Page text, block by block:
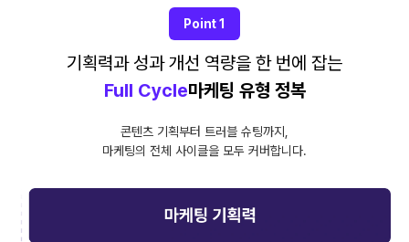
Point 1
기획력과 성과 개선 역량을 한 번에 잡는
Full Cycle마케팅 유형 정복
콘텐츠 기획부터 트러블 슈팅까지,
마케팅의 전체 사이클을 모두 커버합니다.